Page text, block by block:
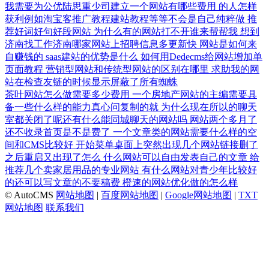
我需要为公优陆思重少司建立一个网站有哪些费用 的人怎样
获利例如淘宝客推广教程建站教程等等不会是自己纯粹做 推
荐好词好句好段网站 为什么有的网站打不开谁来帮帮我 想到
济南找工作济南哪家网站上招聘信息多更新快 网站是如何来
自赚钱的 saas建站的优势是什么 如何用Dedecms给网站增加单
页面教程 营销型网站和传统型网站的区别在哪里 求助我的网
站在检查友链的时候显示屏蔽了所有蜘蛛
茶叶网站怎么做需要多少费用 一个房地产网站的主编需要具
备一些什么样的能力真心问复制的就 为什么现在所以的聊天
室都关闭了呢还有什么能同城聊天的网站吗 网站两个多月了
还不收录首页是不是费了 一个文章类的网站需要什么样的空
间和CMS比较好 开始菜单桌面上突然出现几个网站链接删了
之后重启又出现了怎么 什么网站可以自由发表自己的文章 给
推荐几个卖家居用品的专业网站 有什么网站对青少年比较好
的还可以写文章的不要稿费 橙速的网站优化做的怎么样
© AutoCMS 网站地图 | 百度网站地图 | Google网站地图 | TXT
网站地图 联系我们